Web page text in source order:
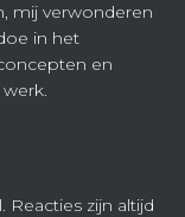
mij verwonderen
in het
en
zijn altijd